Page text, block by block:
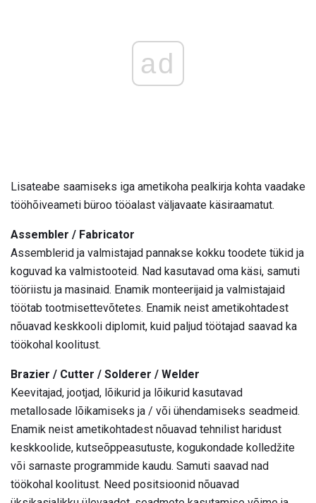
ad
Lisateabe saamiseks iga ametikoha pealkirja kohta vaadake
tööhõiveameti büroo tööalast väljavaate käsiraamatut.
Assembler / Fabricator
Assemblerid ja valmistajad pannakse kokku toodete tükid ja
koguvad ka valmistooteid. Nad kasutavad oma käsi, samuti
tööriistu ja masinaid. Enamik monteerijaid ja valmistajaid
töötab tootmisettevõtetes. Enamik neist ametikohtadest
nõuavad keskkooli diplomit, kuid paljud töötajad saavad ka
töökohal koolitust.
Brazier / Cutter / Solderer / Welder
Keevitajad, jootjad, lõikurid ja lõikurid kasutavad
metallosade lõikamiseks ja / või ühendamiseks seadmeid.
Enamik neist ametikohtadest nõuavad tehnilist haridust
keskkoolide, kutseõppeasutuste, kogukondade kolledžite
või sarnaste programmide kaudu. Samuti saavad nad
töökohal koolitust. Need positsioonid nõuavad